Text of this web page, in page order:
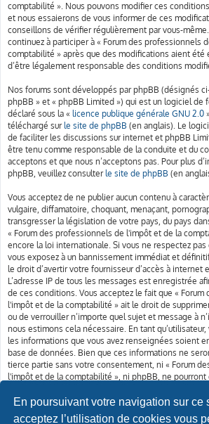
En poursuivant votre navigation sur ce
acceptez l’utilisation de cookies vous
comptabilité ». Nous pouvons modifier ces
et nous essaierons de vous informer de ces
conseillons de vérifier régulièrement par vous-
continuez à participer à « Forum des professionnels
comptabilité » après que des modifications aient été
d’être légalement responsable des conditions
Nos forums sont développés par phpBB (désignés
phpBB » et « phpBB Limited ») qui est un logiciel de
déclaré sous la « licence publique générale GNU 2.0
téléchargé surle site de phpBB (en anglais). Le
de faciliter les discussions sur internet et phpBB
être tenu comme responsable de la conduite et du
acceptons et que nous n’acceptons pas. Pour plus
phpBB, veuillez consulterle site de phpBB (en
Vous acceptez de ne publier aucun contenu à
vulgaire, diffamatoire, choquant, menaçant,
transgresser la législation de votre pays, du pays
« Forum des professionnels de l'impôt et de la
encore la loi internationale. Si vous ne respectez
vous exposez à un bannissement immédiat et
le droit d’avertir votre fournisseur d’accès à
L’adresse IP de tous les messages est enregistrée
de ces conditions. Vous acceptez le fait que «
l'impôt et de la comptabilité » ait le droit de
ou de verrouiller n’importe quel sujet et message à
nous estimons cela nécessaire. En tant
les informations que vous avez renseignées soient
base de données. Bien que ces informations ne
tierce partie sans votre consentement, ni « Forum
l'impôt et de la comptabilité », ni phpBB, ne pourront
compromettre vos données.